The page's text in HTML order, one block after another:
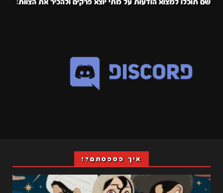
שם תוכלו למצוא הודעות על מתי יוצא פרקים ולהכיר את הצוות:
איך פספסתם?!